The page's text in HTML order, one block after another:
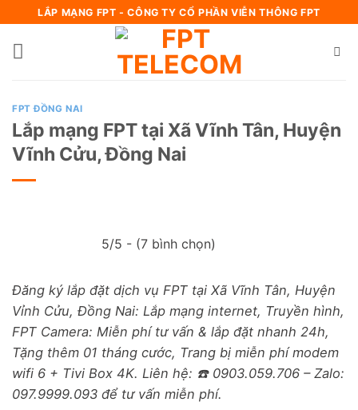
LẮP MẠNG FPT - CÔNG TY CỔ PHẦN VIỄN THÔNG FPT
FPT ĐỒNG NAI
Lắp mạng FPT tại Xã Vĩnh Tân, Huyện
Vĩnh Cửu, Đồng Nai
5/5 - (7 bình chọn)
Đăng ký lắp đặt dịch vụ FPT tại Xã Vĩnh Tân, Huyện
Vỉnh Cửu, Đồng Nai: Lắp mạng internet, Truyền hình,
FPT Camera: Miễn phí tư vấn & lắp đặt nhanh 24h,
Tặng thêm 01 tháng cước, Trang bị miễn phí modem
wifi 6 + Tivi Box 4K. Liên hệ: ☎️ 0903.059.706 – Zalo:
097.9999.093 để tư vấn miễn phí.